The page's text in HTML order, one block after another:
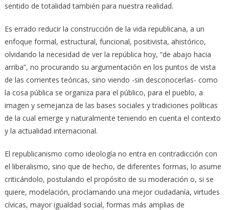
sentido de totalidad también para nuestra realidad.
Es errado reducir la construcción de la vida republicana, a un
enfoque formal, estructural, funcional, positivista, ahistórico,
olvidando la necesidad de ver la república hoy, “de abajo hacia
arriba”, no procurando su argumentación en los puntos de vista
de las corrientes teóricas, sino viendo -sin desconocerlas- como
la cosa pública se organiza para el público, para el pueblo, a
imagen y semejanza de las bases sociales y tradiciones políticas
de la cual emerge y naturalmente teniendo en cuenta el contexto
y la actualidad internacional.
El republicanismo como ideología no entra en contradicción con
el liberalismo, sino que de hecho, de diferentes formas, lo asume
criticándolo, postulando el propósito de su moderación o, si se
quiere, modelación, proclamando una mejor ciudadanía, virtudes
cívicas, mayor igualdad social, formas más amplias de